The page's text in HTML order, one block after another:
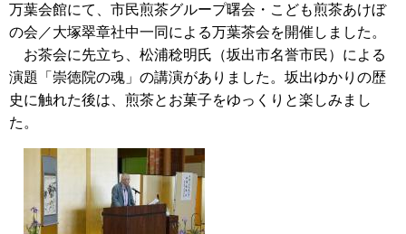
万葉会館にて、市民煎茶グループ曙会・こども煎茶あけぼ
の会／大塚翠章社中一同による万葉茶会を開催しました。
お茶会に先立ち、松浦稔明氏（坂出市名誉市民）による
演題「崇徳院の魂」の講演がありました。坂出ゆかりの歴
史に触れた後は、煎茶とお菓子をゆっくりと楽しみまし
た。